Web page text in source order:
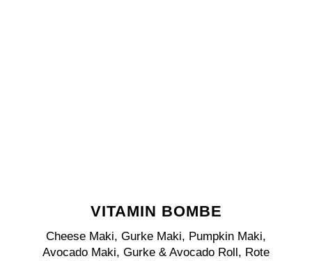
VITAMIN BOMBE
Cheese Maki, Gurke Maki, Pumpkin Maki,
Avocado Maki, Gurke & Avocado Roll, Rote